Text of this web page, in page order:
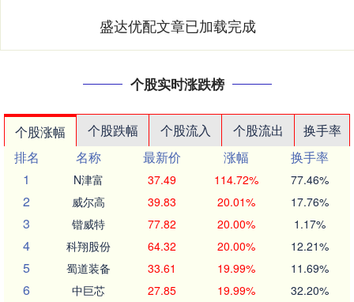
盛达优配文章已加载完成
个股实时涨跌榜
个股涨幅 个股跌幅 个股流入 个股流出
换手率
排名
名称 最新价 涨幅
换手率
1
N津富 37.49 114.72% 77.46%
2 威尔高 39.83 20.01% 17.76%
3 锴威特 77.82 20.00% 1.17%
4 科翔股份 64.32 20.00% 12.21%
5 蜀道装备 33.61 19.99% 11.69%
6 中巨芯 27.85 19.99% 32.20%